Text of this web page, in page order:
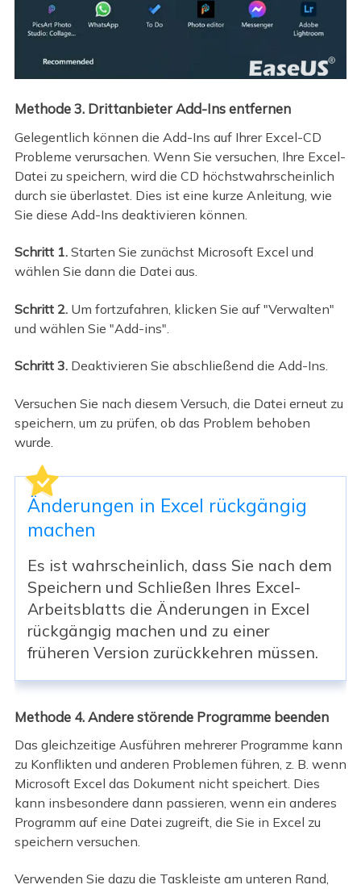
Methode 3. Drittanbieter Add-Ins entfernen
Gelegentlich können die Add-Ins auf Ihrer Excel-CD
Probleme verursachen. Wenn Sie versuchen, Ihre Excel-
Datei zu speichern, wird die CD höchstwahrscheinlich
durch sie überlastet. Dies ist eine kurze Anleitung, wie
Sie diese Add-Ins deaktivieren können.
Schritt 1.Starten Sie zunächst Microsoft Excel und
wählen Sie dann die Datei aus.
Schritt 2.Um fortzufahren, klicken Sie auf "Verwalten"
und wählen Sie "Add-ins".
Schritt 3.Deaktivieren Sie abschließend die Add-Ins.
Versuchen Sie nach diesem Versuch, die Datei erneut zu
speichern, um zu prüfen, ob das Problem behoben
wurde.
Änderungen in Excel rückgängig
machen
Es ist wahrscheinlich, dass Sie nach dem
Speichern und Schließen Ihres Excel-
Arbeitsblatts die Änderungen in Excel
rückgängig machen und zu einer
früheren Version zurückkehren müssen.
Methode 4. Andere störende Programme beenden
Das gleichzeitige Ausführen mehrerer Programme kann
zu Konflikten und anderen Problemen führen, z. B. wenn
Microsoft Excel das Dokument nicht speichert. Dies
kann insbesondere dann passieren, wenn ein anderes
Programm auf eine Datei zugreift, die Sie in Excel zu
speichern versuchen.
Verwenden Sie dazu die Taskleiste am unteren Rand,